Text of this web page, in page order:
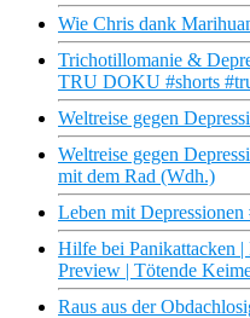
Wie Chris dank
Trichotillomanie &
TRU DOKU #shorts
Weltreise gegen
Weltreise gegen
mit dem Rad (Wdh.)
Leben mit Depressionen
Hilfe bei Panikattacken |
Preview | Tötende
Raus aus der